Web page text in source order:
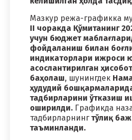
Мазкур режа-графикка
II чоракда Қўмитанинг
учун бюджет
фойдаланиш билан
индикаторлари ижроси
асослантирилган
баҳолаш, шунингдек
ҳудудий
тадбирларини ўтказиш
оширилди. Графикда
тадбирларнингтўлиқ
таъминланди.